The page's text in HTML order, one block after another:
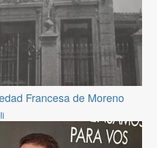
Francesa de Moreno